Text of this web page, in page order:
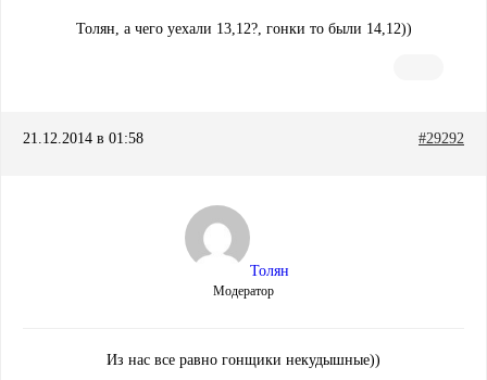
Толян, а чего уехали 13,12?, гонки то были 14,12))
21.12.2014 в 01:58 #29292
Толян
Модератор
Из нас все равно гонщики некудышные))